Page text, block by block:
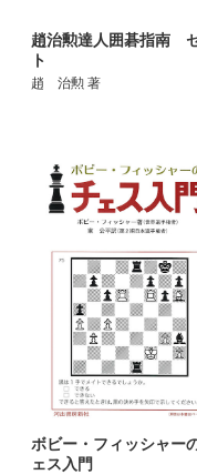
趙治勲達人囲碁指南
ト
趙 治勲 著
ボビー・フィッシャー
ェス入門